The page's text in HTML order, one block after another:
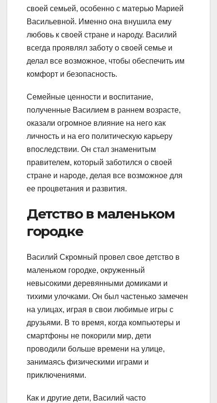
своей семьей, особенно с матерью Марией
Васильевной. Именно она внушила ему
любовь к своей стране и народу. Василий
всегда проявлял заботу о своей семье и
делал все возможное, чтобы обеспечить им
комфорт и безопасность.
Семейные ценности и воспитание,
полученные Василием в раннем возрасте,
оказали огромное влияние на него как
личность и на его политическую карьеру
впоследствии. Он стал знаменитым
правителем, который заботился о своей
стране и народе, делая все возможное для
ее процветания и развития.
Детство в маленьком
городке
Василий Скромный провел свое детство в
маленьком городке, окруженный
невысокими деревянными домиками и
тихими улочками. Он был частенько замечен
на улицах, играя в свои любимые игры с
друзьями. В то время, когда компьютеры и
смартфоны не покорили мир, дети
проводили больше времени на улице,
занимаясь физическими играми и
приключениями.
Как и другие дети, Василий часто